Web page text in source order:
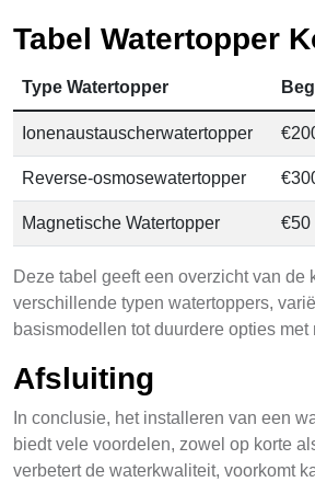
Tabel Watertopper
Type Watertopper
Ionenaustauscherwatertopper
Reverse-osmosewatertopper
Magnetische Watertopper €50
Deze tabel geeft een overzicht van de
verschillende typen watertoppers,
basismodellen tot duurdere opties met
Afsluiting
In conclusie, het installeren van een
biedt vele voordelen, zowel op korte
verbetert de waterkwaliteit, voorkomt